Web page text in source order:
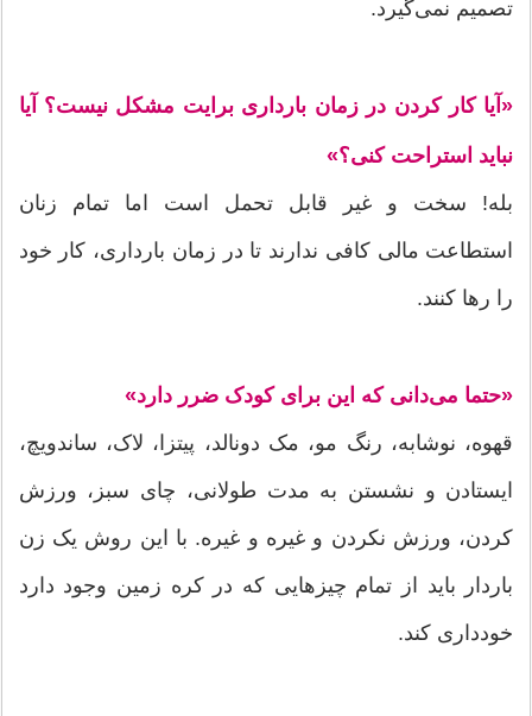
تصمیم نمی‌گیرد.
«آیا کار کردن در زمان بارداری برایت مشکل نیست؟ آیا
نباید استراحت کنی؟»
بله! سخت و غیر قابل تحمل است اما تمام زنان
استطاعت مالی کافی ندارند تا در زمان بارداری، کار خود
را رها کنند.
«حتما می‌دانی که این برای کودک ضرر دارد»
قهوه، نوشابه، رنگ مو، مک دونالد، پیتزا، لاک، ساندویچ،
ایستادن و نشستن به مدت طولانی، چای سبز، ورزش
کردن، ورزش نکردن و غیره و غیره. با این روش یک زن
باردار باید از تمام چیزهایی که در کره زمین وجود دارد
خودداری کند.